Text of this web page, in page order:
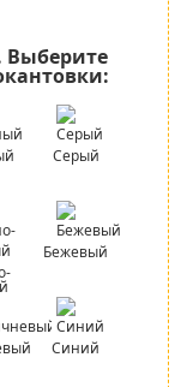
Выберите
Серый
Бежевый
Синий